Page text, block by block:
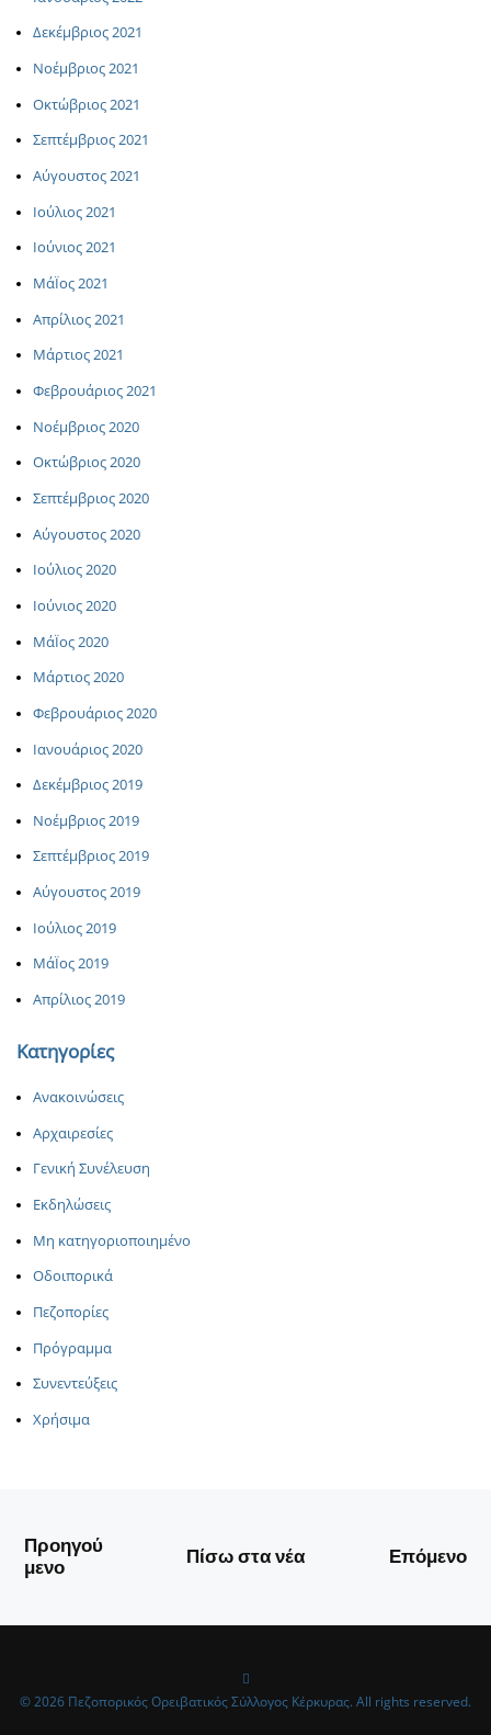
Δεκέμβριος 2021
Νοέμβριος 2021
Οκτώβριος 2021
Σεπτέμβριος 2021
Αύγουστος 2021
Ιούλιος 2021
Ιούνιος 2021
ΜάΪος 2021
Απρίλιος 2021
Μάρτιος 2021
Φεβρουάριος 2021
Νοέμβριος 2020
Οκτώβριος 2020
Σεπτέμβριος 2020
Αύγουστος 2020
Ιούλιος 2020
Ιούνιος 2020
ΜάΪος 2020
Μάρτιος 2020
Φεβρουάριος 2020
Ιανουάριος 2020
Δεκέμβριος 2019
Νοέμβριος 2019
Σεπτέμβριος 2019
Αύγουστος 2019
Ιούλιος 2019
ΜάΪος 2019
Απρίλιος 2019
Κατηγορίες
Ανακοινώσεις
Αρχαιρεσίες
Γενική Συνέλευση
Εκδηλώσεις
Μη κατηγοριοποιημένο
Οδοιπορικά
Πεζοπορίες
Πρόγραμμα
Συνεντεύξεις
Χρήσιμα
Προηγού
μενο
Πίσω στα νέα Επόμενο
© 2026 Πεζοπορικός Ορειβατικός Σύλλογος Κέρκυρας. All rights reserved.